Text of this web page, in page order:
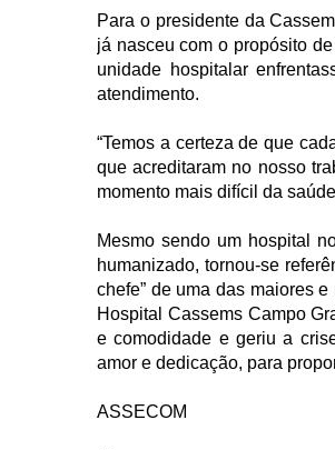
Para o presidente da
já nasceu com o propósito
unidade hospitalar
atendimento.
“Temos a certeza de que
que acreditaram no nosso
momento mais difícil da
Mesmo sendo um hospital
humanizado, tornou-se
chefe” de uma das maiores
Hospital Cassems Campo
e comodidade e geriu a
amor e dedicação, para
ASSECOM